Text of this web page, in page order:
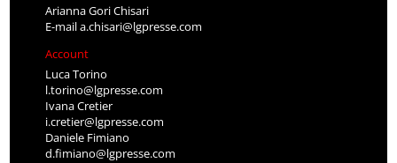
Arianna Gori Chisari
E-maila.chisari@lgpresse.com
Account
Luca Torino
l.torino@lgpresse.com
Ivana Cretier
i.cretier@lgpresse.com
Daniele Fimiano
d.fimiano@lgpresse.com